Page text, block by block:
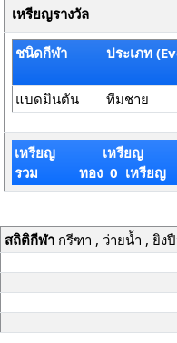
เหรียญรางวัล
ชนิดกีฬา ประเภท
แบดมินตัน ทีมชาย
เหรียญ
รวม
เหรียญ
ทอง 0 เหรียญ
สถิติกีฬากรีฑา , ว่ายน้ำ , ยิง